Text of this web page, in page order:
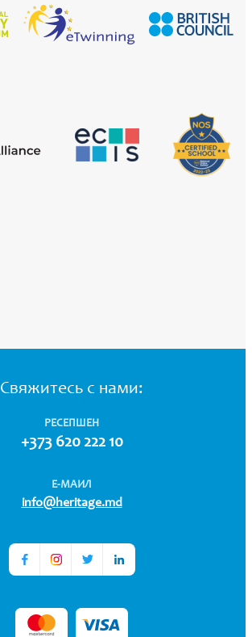
Свяжитесь с нами:
РЕСЕПШЕН
+373 620 222 10
Е-МАИЛ
info@heritage.md